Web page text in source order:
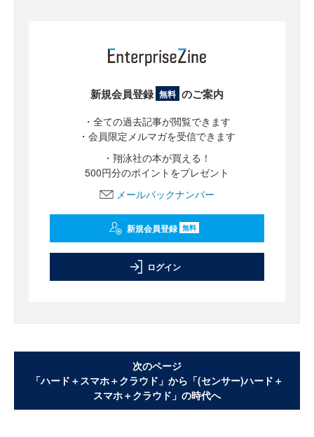
新規会員登録 無料 のご案内
・全ての過去記事が閲覧できます
・会員限定メルマガを受信できます
・翔泳社の本が買える！
500円分のポイントをプレゼント
メールバックナンバー
新規会員登録 無料
ログイン
次のページ
「ハード＋スマホ＋クラウド」から「(センサー)ハード＋
スマホ＋クラウド」の時代へ